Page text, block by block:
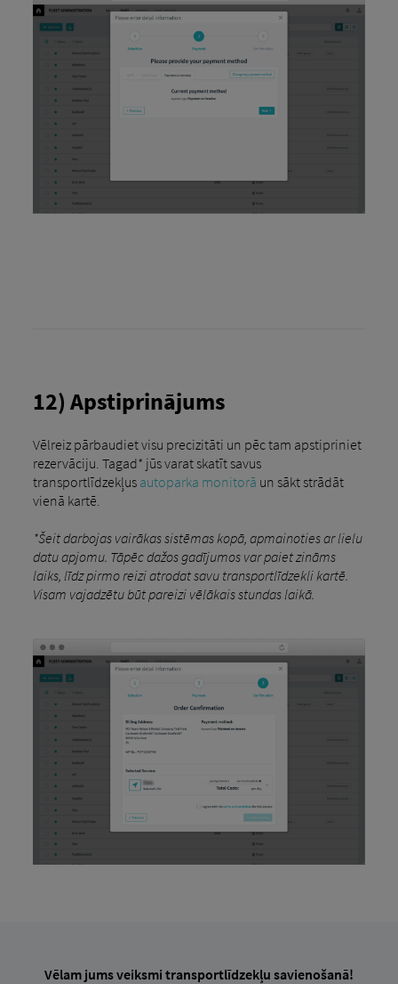
12) Apstiprinājums
Vēlreiz pārbaudiet visu precizitāti un pēc tam apstipriniet
rezervāciju. Tagad* jūs varat skatīt savus
transportlīdzekļus autoparka monitorā un sākt strādāt
vienā kartē.
*Šeit darbojas vairākas sistēmas kopā, apmainoties ar lielu
datu apjomu. Tāpēc dažos gadījumos var paiet zināms
laiks, līdz pirmo reizi atrodat savu transportlīdzekli kartē.
Visam vajadzētu būt pareizi vēlākais stundas laikā.
Vēlam jums veiksmi transportlīdzekļu savienošanā!